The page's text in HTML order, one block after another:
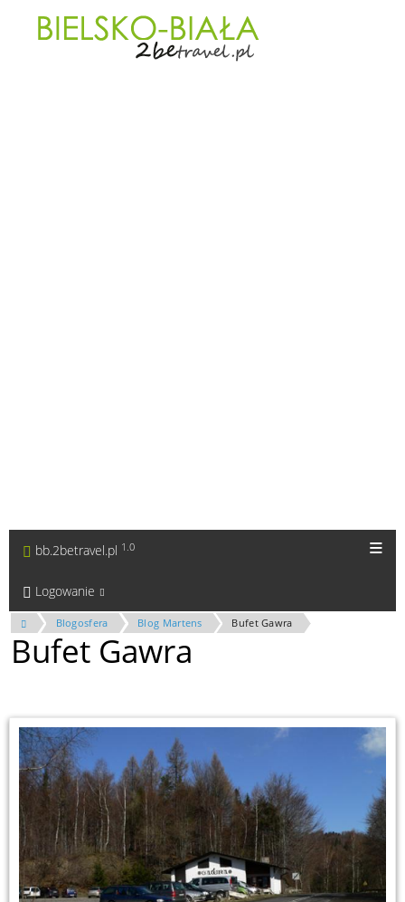
bb.2betravel.pl 1.0
Logowanie
Blogosfera Blog Martens Bufet Gawra
Bufet Gawra